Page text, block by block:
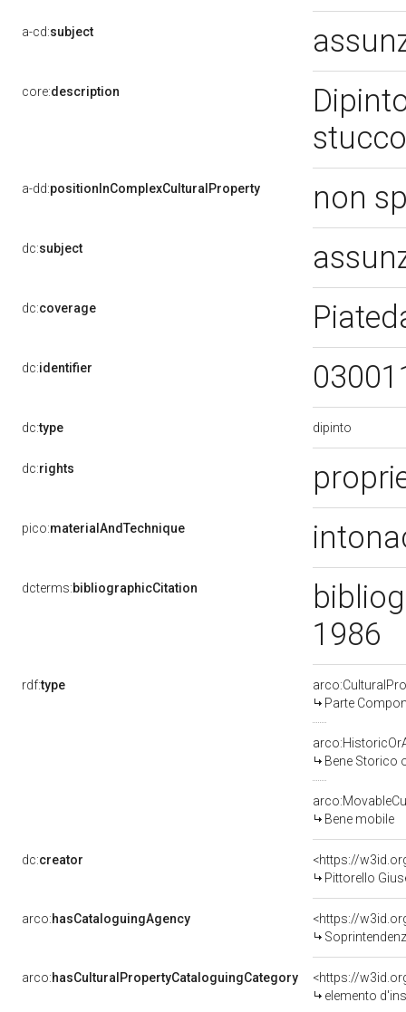
a-cd:subject
core:description
a-dd:positionInComplexCulturalProperty non
dc:subject
dc:coverage
dc:identifier
dc:type dipinto
dc:rights
pico:materialAndTechnique
dcterms:bibliographicCitation
1986
rdf:type
Parte
Bene Storico
Bene mobile
dc:creator
<https://
Pittorello
arco:hasCataloguingAgency
<https://
Soprintendenza per i
arco:hasCulturalPropertyCataloguingCategory
<https://
elemento